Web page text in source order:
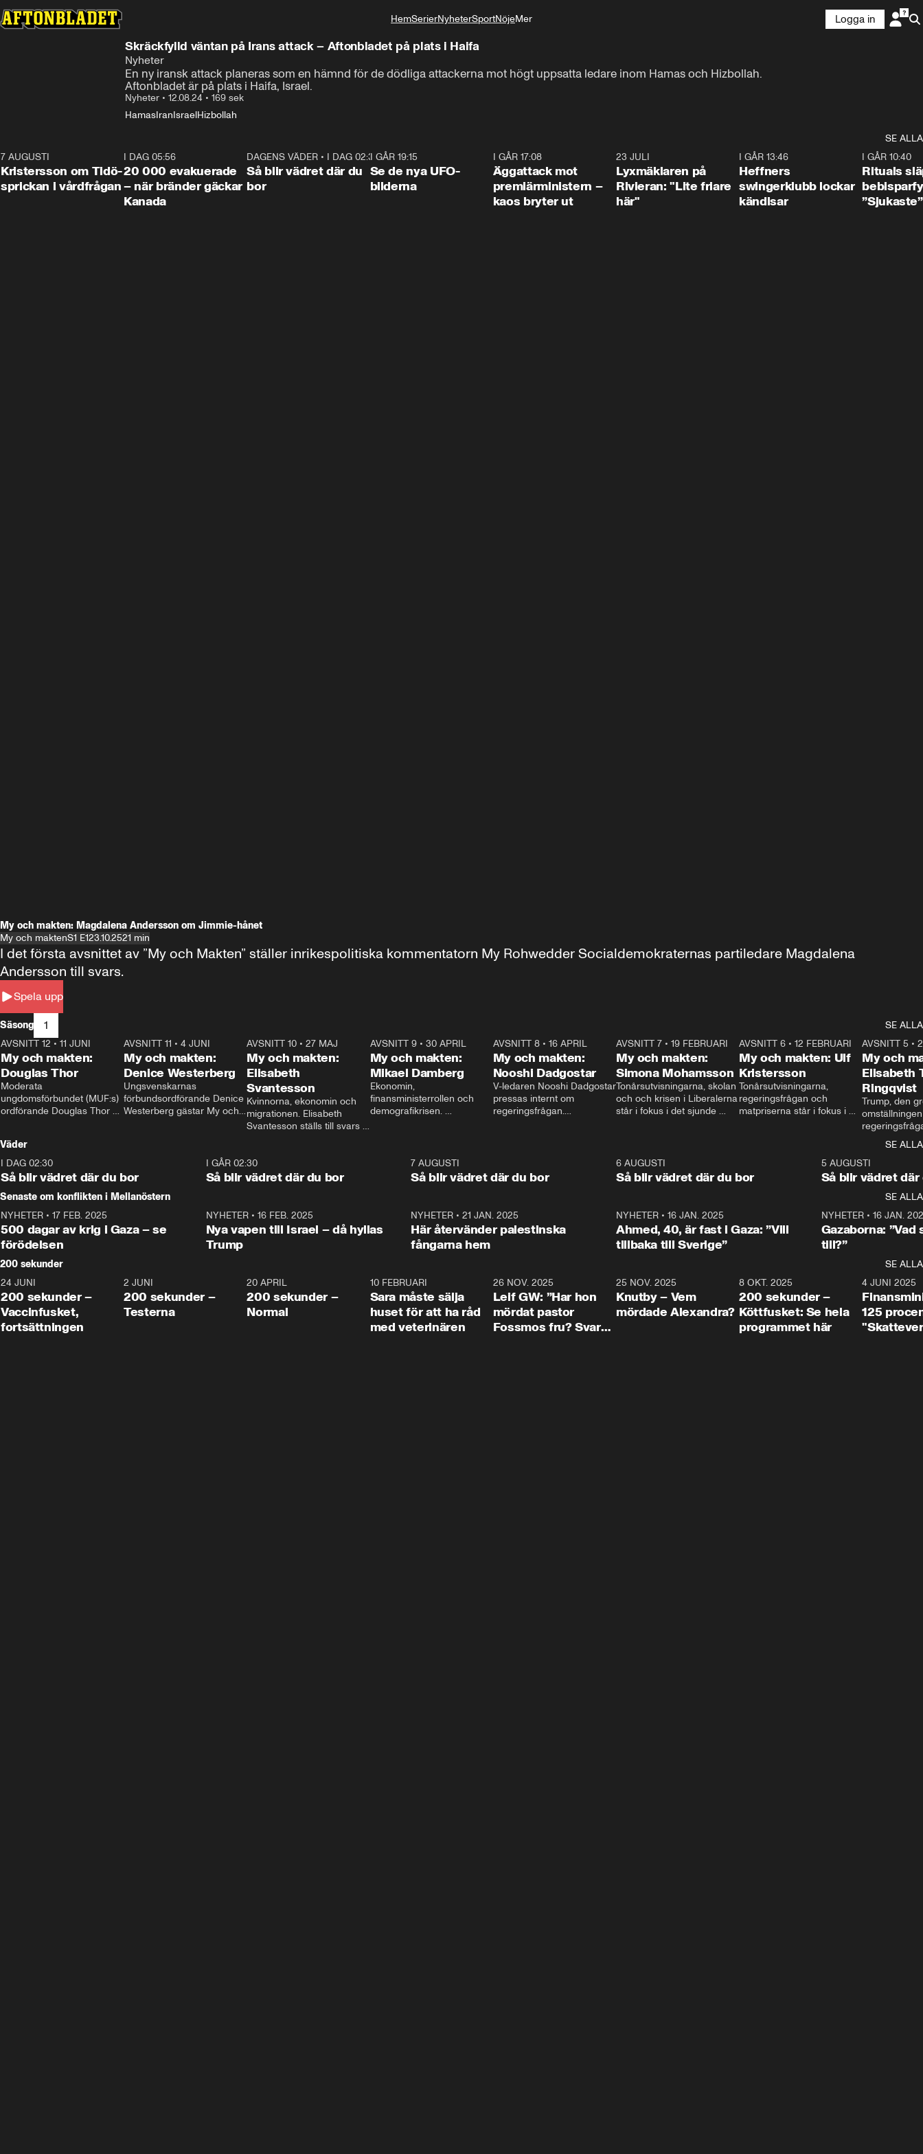
HemSerierNyheterSportNöjeMer
Logga in
Skräckfylld väntan på Irans attack – Aftonbladet på plats i Haifa
Nyheter
En ny iransk attack planeras som en hämnd för de dödliga attackerna mot högt uppsatta ledare inom Hamas och Hizbollah.
Aftonbladet är på plats i Haifa, Israel.
Nyheter • 12.08.24 • 169 sek
HamasIranIsraelHizbollah
SE ALLA
7 AUGUSTI
Kristersson om Tidö-
sprickan i vårdfrågan
I DAG 05:56
20 000 evakuerade
– när bränder gäckar
Kanada
1:06
DAGENS VÄDER • I DAG 02:30
Så blir vädret där du
bor
I GÅR 19:15
Se de nya UFO-
bilderna
I GÅR 17:08
Äggattack mot
premiärministern –
kaos bryter ut
23 JULI
Lyxmäklaren på
Rivieran: "Lite friare
här"
I GÅR 13:46
Heffners
swingerklubb lockar
kändisar
I GÅR 10:40
Rituals
”Sjukaste”
My och makten: Magdalena Andersson om Jimmie-hånet
My och maktenS1 E123.10.2521 min
Spela upp
I det första avsnittet av ”My och Makten” ställer inrikespolitiska kommentatorn My Rohwedder Socialdemokraternas partiledare Magdalena
Andersson till svars.
Säsong 1
SE ALLA
26:27
AVSNITT 12 • 11 JUNI
My och makten:
Douglas Thor
Moderata
ungdomsförbundet (MUF:s)
ordförande Douglas Thor
tonårsutvisningarna och hur
Moderaterna ska locka
väljare till valet i höst.
23:40
AVSNITT 11 •4 JUNI
My och makten:
Denice Westerberg
Ungsvenskarnas
förbundsordförande Denice
Westerberg gästar My och
AVSNITT 10 •27 MAJ
My och makten:
Elisabeth
Svantesson
Kvinnorna, ekonomin och
migrationen. Elisabeth
Svantesson ställs till svars
AVSNITT 9• 30 APRIL
My och makten:
Mikael Damberg
Ekonomin,
finansministerrollen och
demografikrisen.
och Makten.
AVSNITT 8• 16 APRIL
My och makten:
Nooshi Dadgostar
V-ledaren Nooshi Dadgostar
pressas internt om
regeringsfrågan.
– Vi ställer upp i val. Ska vi
vara med så sitter vi förstås
24:30
AVSNITT 7• 19 FEBRUARI
My och makten:
Simona Mohamsson
Tonårsutvisningarna, skolan
och och krisen i Liberalerna
står i fokus i det sjunde
kommentator My
Rohwedder ställer
utbildnings- och
Mohamsson till svars.
27:30
AVSNITT 6 •12 FEBRUARI
My och makten: Ulf
Kristersson
Tonårsutvisningarna,
regeringsfrågan och
matpriserna står i fokus i
Rohwedder ställer
statsminister Ulf Kristersson
AVSNITT 5 •
My och
Elisabeth
Ringqvist
Trump, den
centrum i
avsnittet av
Makten”. Se
Aftonbladets
Rohwedder
Thand Ring
Väder
SE ALLA
I DAG 02:30
Så blir vädret där du bor
1:06
I GÅR 02:30
Så blir vädret där du bor
7 AUGUSTI
Så blir vädret där du bor
6 AUGUSTI
Så blir vädret där du bor
5 AUGUSTI
Så blir vädret där
Senaste om konflikten i Mellanöstern
SE ALLA
NYHETER • 17 FEB. 2025
500 dagar av krig i Gaza – se
förödelsen
NYHETER• 16 FEB. 2025
Nya vapen till Israel – då hyllas
Trump
NYHETER •21 JAN. 2025
Här återvänder palestinska
fångarna hem
NYHETER• 16 JAN. 2025
Ahmed, 40, är fast i Gaza: ”Vill
tillbaka till Sverige”
NYHETER• 16 JAN.
Gazaborna:
till?”
200 sekunder
SE ALLA
5:00
24 JUNI
200 sekunder –
Vaccinfusket,
fortsättningen
4:23
2 JUNI
200 sekunder –
Testerna
20 APRIL
200 sekunder –
Normal
10 FEBRUARI
Sara måste sälja
huset för att ha råd
med veterinären
26 NOV. 2025
Leif GW: ”Har hon
mördat pastor
Fossmos fru? Svar
31:05
25 NOV. 2025
Knutby – Vem
mördade Alexandra?
4:29
8 OKT. 2025
200 sekunder –
Köttfusket: Se hela
programmet här
4 JUNI 2025
125